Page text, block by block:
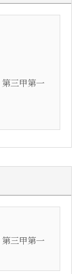
第三甲第一
第三甲第一